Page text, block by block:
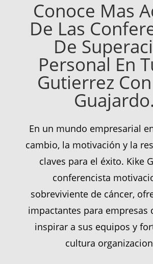
Conoce Mas
De Las
De
Personal En
Gutierrez
Guajardo.
En un mundo empresarial
cambio, la motivación y la
claves para el éxito. Kike
conferencista
sobreviviente de cáncer,
impactantes para empresas
inspirar a sus equipos y
cultura